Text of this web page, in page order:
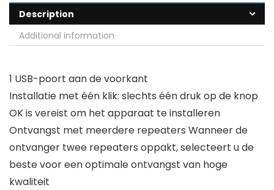
Description
Additional information
1 USB-poort aan de voorkant
Installatie met één klik: slechts één druk op de knop
OK is vereist om het apparaat te installeren
Ontvangst met meerdere repeaters Wanneer de
ontvanger twee repeaters oppakt, selecteert u de
beste voor een optimale ontvangst van hoge
kwaliteit